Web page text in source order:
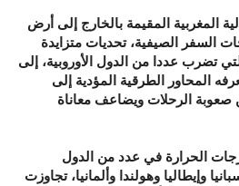
المغربية المقيمة بالخارج إلى أرض
السفر الصيفية، تحديات متزايدة
تضرب عددا من الدول الأوروبية، إلى
المحاور الطرقية المؤدية إلى
صعوبة الرحلات ويضاعف معاناة
الحرارة في عدد من الدول
وإيطاليا وهولندا وألمانيا، تجاوزت